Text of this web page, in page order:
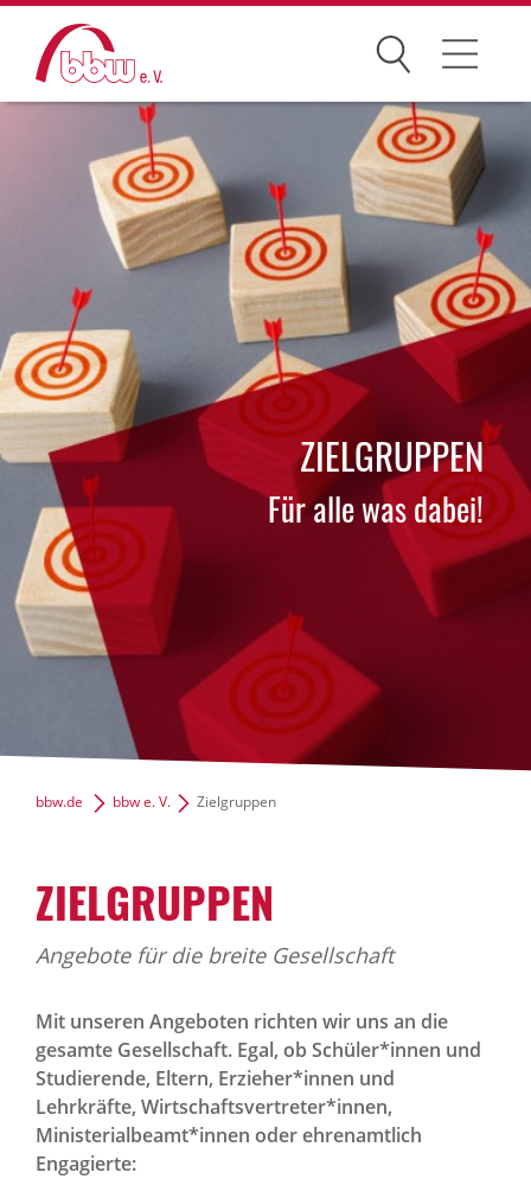
Suchen
Der bbw e. V.
Zielgruppen
Dialog und Netzwerke
Karriere
bbw-Gruppe
News Archiv
ZIELGRUPPEN
Für alle was dabei!
bbw.de bbw e. V. Zielgruppen
ZIEL­GRUPPEN
Angebote für die breite Gesellschaft
Mit unseren Angeboten richten wir uns an die
gesamte Gesellschaft. Egal, ob Schüler*innen und
Studierende, Eltern, Erzieher*innen und
Lehrkräfte, Wirtschaftsvertreter*innen,
Ministerialbeamt*innen oder ehrenamtlich
Engagierte: